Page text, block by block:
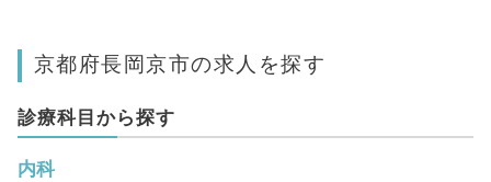
京都府長岡京市の求人を探す
診療科目から探す
内科